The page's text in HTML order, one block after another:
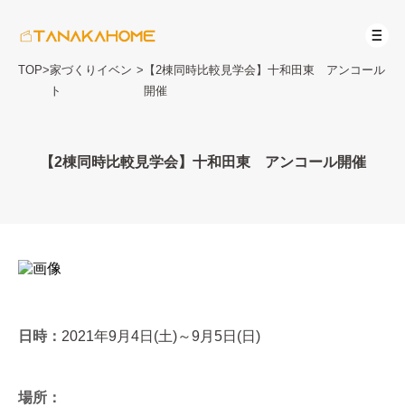
TOP>家づくりイベン
ト
> 【2棟同時比較見学会】十和田東 アンコール
開催
【2棟同時比較見学会】十和田東 アンコール開催
日時： 2021年9月4日(土)～9月5日(日)
場所：